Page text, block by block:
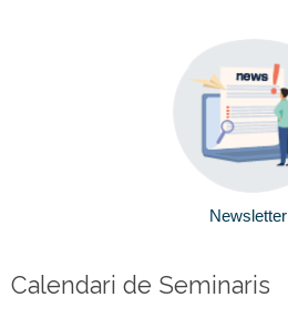
Newsletter
Calendari de Seminaris